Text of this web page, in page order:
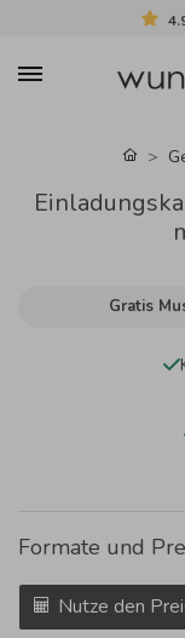
Gratis
Formate und
Nutze den